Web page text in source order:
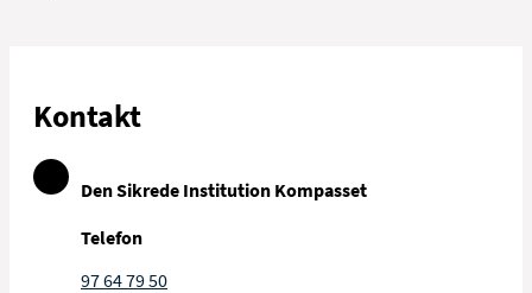
Kontakt
Den Sikrede Institution Kompasset
Telefon
97 64 79 50